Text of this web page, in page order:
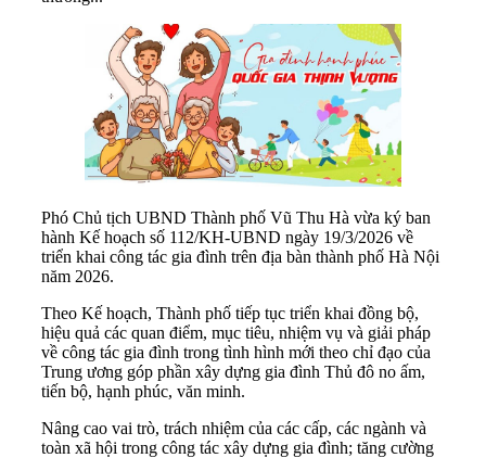
Phó Chủ tịch UBND Thành phố Vũ Thu Hà vừa ký ban
hành Kế hoạch số 112/KH-UBND ngày 19/3/2026 về
triển khai công tác gia đình trên địa bàn thành phố Hà Nội
năm 2026.
Theo Kế hoạch, Thành phố tiếp tục triển khai đồng bộ,
hiệu quả các quan điểm, mục tiêu, nhiệm vụ và giải pháp
về công tác gia đình trong tình hình mới theo chỉ đạo của
Trung ương góp phần xây dựng gia đình Thủ đô no ấm,
tiến bộ, hạnh phúc, văn minh.
Nâng cao vai trò, trách nhiệm của các cấp, các ngành và
toàn xã hội trong công tác xây dựng gia đình; tăng cường